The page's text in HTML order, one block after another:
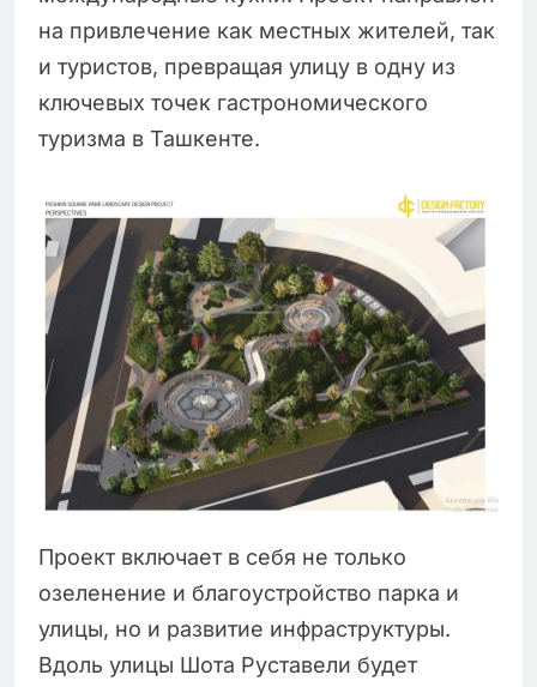
на привлечение как местных жителей, так
и туристов, превращая улицу в одну из
ключевых точек гастрономического
туризма в Ташкенте.
Проект включает в себя не только
озеленение и благоустройство парка и
улицы, но и развитие инфраструктуры.
Вдоль улицы Шота Руставели будет